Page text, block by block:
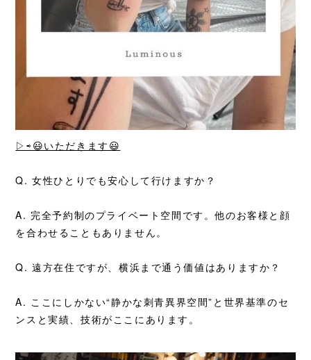
▷⇨😃いただきます😃
Q. 女性ひとりでも安心して行けますか？
A. 完全予約制のプライベート空間です。他のお客様と顔
を合わせることもありません。
Q. 遠方在住ですが、横浜まで通う価値はありますか？
A. ここにしかない“静かな刺青異界空間”と世界基準のセ
ンスと実績、技術がここにあります。